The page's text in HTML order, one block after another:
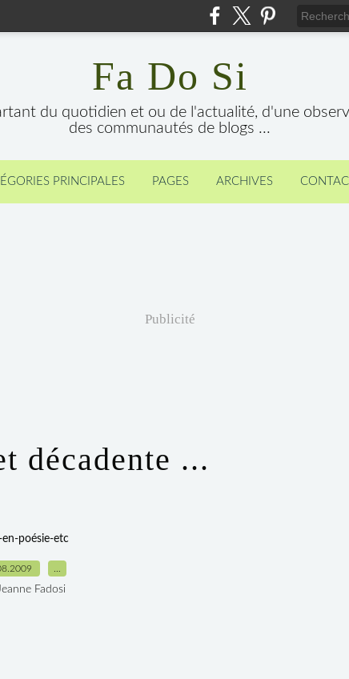
Fa Do Si
du quotidien et ou de l'actualité, d'une
des communautés de blogs ...
PRINCIPALES PAGES ARCHIVES
Publicité
décadente ...
en-poésie-etc
Fadosi